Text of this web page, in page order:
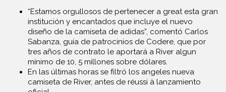
“Estamos orgullosos de pertenecer a great esta gran
institución y encantados que incluye el nuevo
diseño de la camiseta de adidas”, comentó Carlos
Sabanza, guía de patrocinios de Codere, que por
tres años de contrato le aportará a River algun
mínimo de 10, 5 millones sobre dólares.
En las últimas horas se filtró los angeles nueva
camiseta de River, antes de réussi à lanzamiento